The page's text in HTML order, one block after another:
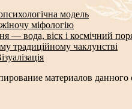
модель
міфологію
— вода, віск і космічний
традиційному чаклунстві
материалов